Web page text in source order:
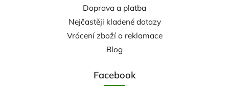
Doprava a platba
Nejčastěji kladené dotazy
Vrácení zboží a reklamace
Blog
Facebook